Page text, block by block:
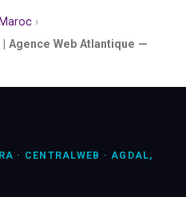
›
Agence Web Atlantique —
· CENTRALWEB · AGDAL,